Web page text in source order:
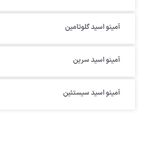
آمینو اسید گلوتامین
آمینو اسید سرین
آمینو اسید سیستئین